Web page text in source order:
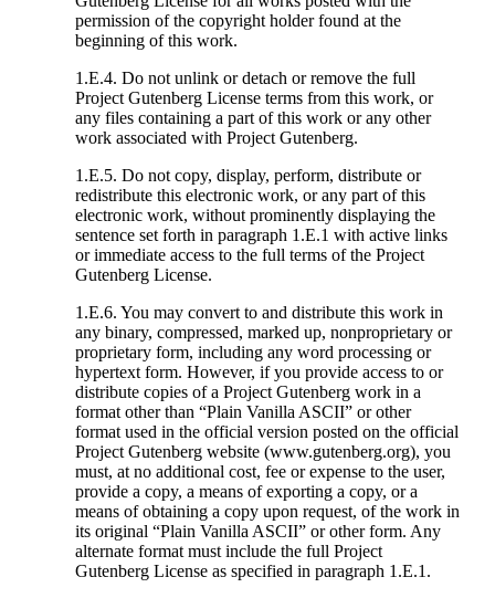
permission of the copyright holder found at the
beginning of this work.
1.E.4. Do not unlink or detach or remove the full
Project Gutenberg License terms from this work, or
any files containing a part of this work or any other
work associated with Project Gutenberg.
1.E.5. Do not copy, display, perform, distribute or
redistribute this electronic work, or any part of this
electronic work, without prominently displaying the
sentence set forth in paragraph 1.E.1 with active links
or immediate access to the full terms of the Project
Gutenberg License.
1.E.6. You may convert to and distribute this work in
any binary, compressed, marked up, nonproprietary or
proprietary form, including any word processing or
hypertext form. However, if you provide access to or
distribute copies of a Project Gutenberg work in a
format other than “Plain Vanilla ASCII” or other
format used in the official version posted on the official
Project Gutenberg website (www.gutenberg.org), you
must, at no additional cost, fee or expense to the user,
provide a copy, a means of exporting a copy, or a
means of obtaining a copy upon request, of the work in
its original “Plain Vanilla ASCII” or other form. Any
alternate format must include the full Project
Gutenberg License as specified in paragraph 1.E.1.